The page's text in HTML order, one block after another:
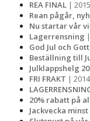
REA FINAL |
Rean pågår,
Nu startar vår
Lagerrensning
God Jul och
Beställning till
Julklappshelg
FRI FRAKT |
20% rabatt på
Jackvecka